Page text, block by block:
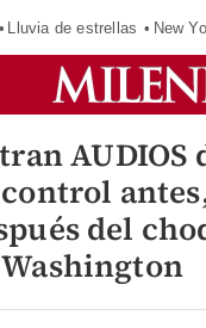
Lluvia de estrellas New
AUDIOS
del